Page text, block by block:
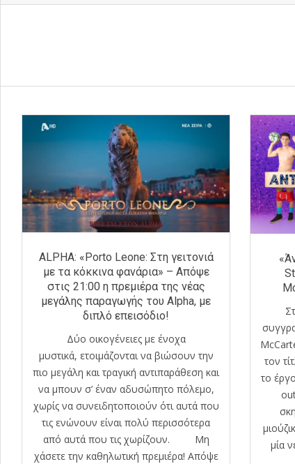
ALPHA: «Porto Leone: Στη γειτονιά
με τα κόκκινα φανάρια» – Απόψε
στις 21:00 η πρεμιέρα της νέας
μεγάλης παραγωγής του Alpha, με
διπλό επεισόδιο!
Δύο οικογένειες με ένοχα
μυστικά, ετοιμάζονται να βιώσουν την
πιο μεγάλη και τραγική αντιπαράθεση και
να μπουν σ’ έναν αδυσώπητο πόλεμο,
χωρίς να συνειδητοποιούν ότι αυτά που
τις ενώνουν είναι πολύ περισσότερα
από αυτά που τις χωρίζουν. Μη
χάσετε την καθηλωτική πρεμιέρα! Απόψε
τον
το
μία